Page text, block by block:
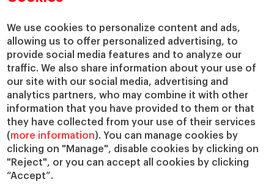
We use cookies to personalize content and ads,
allowing us to offer personalized advertising, to
provide social media features and to analyze our
traffic. We also share information about your use of
our site with our social media, advertising and
analytics partners, who may combine it with other
information that you have provided to them or that
they have collected from your use of their services
(more information). You can manage cookies by
clicking on "Manage", disable cookies by clicking on
"Reject", or you can accept all cookies by clicking
“Accept”.